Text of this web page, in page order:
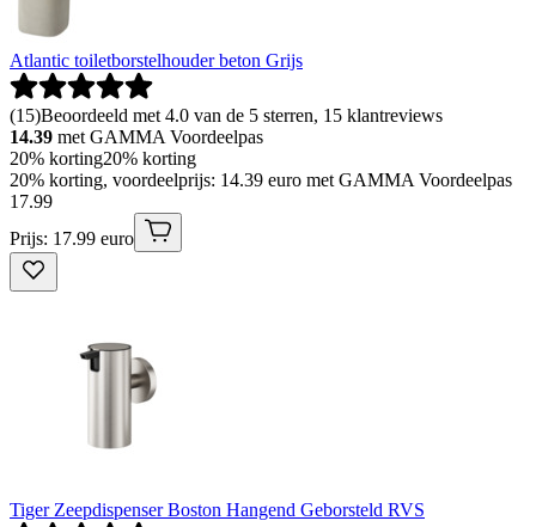
Atlantic toiletborstelhouder beton Grijs
(15)Beoordeeld met 4.0 van de 5 sterren, 15 klantreviews
14.39 met GAMMA Voordeelpas
20% korting20% korting
20% korting, voordeelprijs: 14.39 euro met GAMMA Voordeelpas
17.99
Prijs: 17.99 euro
Tiger Zeepdispenser Boston Hangend Geborsteld RVS